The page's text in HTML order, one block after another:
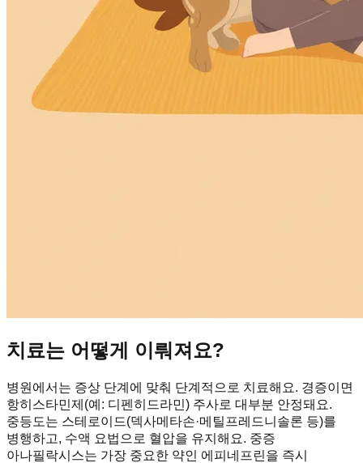
치료는 어떻게 이뤄져요?
병원에서는 증상 단계에 맞춰 단계적으로 치료해요. 경증이면
항히스타민제(예: 디펜히드라민) 주사로 대부분 안정돼요.
중등도는 스테로이드(덱사메타손·메틸프레드니솔론 등)를
병행하고, 수액 요법으로 혈압을 유지해요. 중증
아나필락시스는 가장 중요한 약인 에피네프린을 즉시